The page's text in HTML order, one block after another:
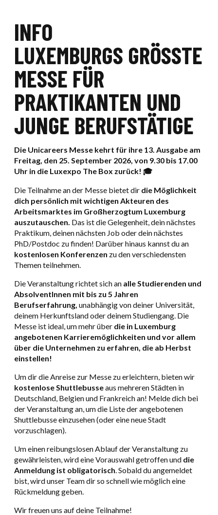
UNSERE SERVICES
UNSERE PARTNER
EINE VERANSTALTUNG BUCHEN
KONTAKT FÜR PARTNER
SERVICES FÜR AUSSTELLER
KONTAKT FÜR AUSSTELLER
LUXEXPO THE BOX
UNSERE VERPFLICHTUNGEN
AKTUELLES
INFO
LUXEMBURGS GRÖSSTE M
ESSE FÜR P
RAKTIKANTEN UND J
UNGE BERUFSTÄTIGE
Die Unicareers Messe kehrt für ihre 13. Ausgabe am
Freitag, den 25. September 2026, von 9.30 bis 17.00
Uhr in die Luxexpo The Box zurück! 🎓
Die Teilnahme an der Messe bietet dir die Möglichkeit
dich persönlich mit wichtigen Akteuren des
Arbeitsmarktes im Großherzogtum Luxemburg
auszutauschen. Das ist die Gelegenheit, dein nächstes
Praktikum, deinen nächsten Job oder dein nächstes
PhD/Postdoc zu finden! Darüber hinaus kannst du an
kostenlosen Konferenzen zu den verschiedensten
Themen teilnehmen.
Die Veranstaltung richtet sich analle Studierenden und
AbsolventInnen mit bis zu 5 Jahren
Berufserfahrung, unabhängig von deiner Universität,
deinem Herkunftsland oder deinem Studiengang. Die
Messe ist ideal, um mehr über die in Luxemburg
angebotenen Karrieremöglichkeiten und vor allem
über die Unternehmen zu erfahren, die ab Herbst
einstellen!
Um dir die Anreise zur Messe zu erleichtern, bieten wir
kostenlose Shuttlebusseaus mehreren Städten in
Deutschland, Belgien und Frankreich an! Melde dich bei
der Veranstaltung an, um die Liste der angebotenen
Shuttlebusse einzusehen (oder eine neue Stadt
vorzuschlagen).
Um einen reibungslosen Ablauf der Veranstaltung zu
gewährleisten, wird eine Vorauswahl getroffen und die
Anmeldung ist obligatorisch. Sobald du angemeldet
bist, wird unser Team dir so schnell wie möglich eine
Rückmeldung geben.
Wir freuen uns auf deine Teilnahme!